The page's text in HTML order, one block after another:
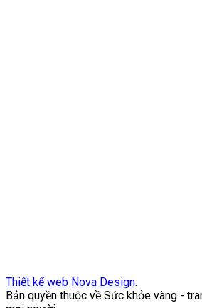
Thiết kế web Nova Design.
Bản quyền thuộc về Sức khỏe vàng -